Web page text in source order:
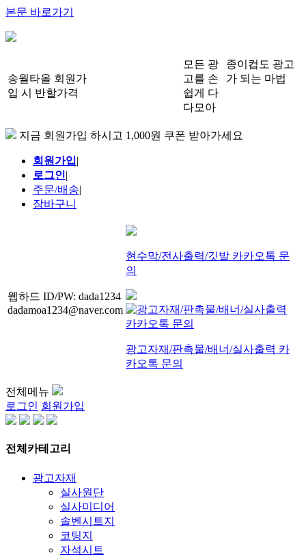
본문 바로가기
송월타올 회원가
입 시 반할가격
모든 광
고를 손
쉽게 다
다모아
종이컵도 광고
가 되는 마법
지금 회원가입 하시고 1,000원 쿠폰 받아가세요
회원가입|
로그인|
주문/배송|
장바구니
웹하드 ID/PW: dada1234
dadamoa1234@naver.com
현수막/전사출력/깃발 카카오톡 문
의
광고자재/판촉물/배너/실사출력 카
카오톡 문의
전체메뉴
로그인 회원가입
전체카테고리
광고자재
실사원단
실사미디어
솔벤시트지
코팅지
자석시트